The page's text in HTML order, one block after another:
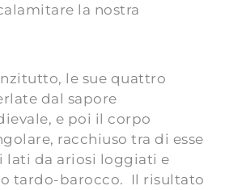
la nostra
le sue quattro
dal sapore
e poi il corpo
racchiuso tra di esse
lati da ariosi loggiati e
tardo-barocco. Il risultato